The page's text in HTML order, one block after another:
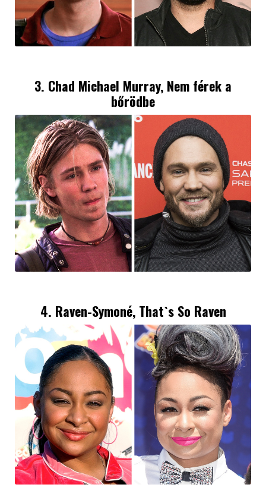
3. Chad Michael Murray, Nem férek a
bőrödbe
4. Raven-Symoné, That`s So Raven